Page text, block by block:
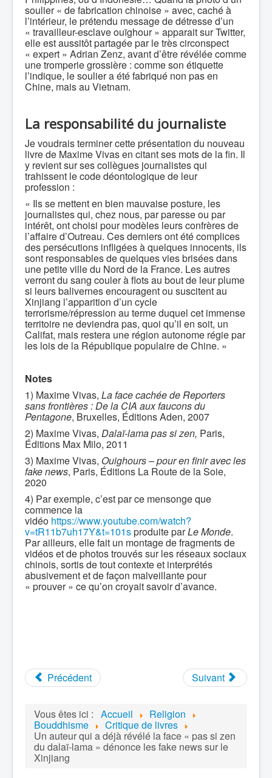
soulier « de fabrication chinoise » avec, caché à
l’intérieur, le prétendu message de détresse d’un
« travailleur-esclave ouïghour » apparait sur Twitter,
elle est aussitôt partagée par le très circonspect
« expert » Adrian Zenz, avant d’être révélée comme
une tromperie grossière : comme son étiquette
l’indique, le soulier a été fabriqué non pas en
Chine, mais au Vietnam.
La responsabilité du journaliste
Je voudrais terminer cette présentation du nouveau
livre de Maxime Vivas en citant ses mots de la fin. Il
y revient sur ses collègues journalistes qui
trahissent le code déontologique de leur
profession :
« Ils se mettent en bien mauvaise posture, les
journalistes qui, chez nous, par paresse ou par
intérêt, ont choisi pour modèles leurs confrères de
l’affaire d’Outreau. Ces derniers ont été complices
des persécutions infligées à quelques innocents, ils
sont responsables de quelques vies brisées dans
une petite ville du Nord de la France. Les autres
verront du sang couler à flots au bout de leur plume
si leurs balivernes encouragent ou suscitent au
Xinjiang l’apparition d’un cycle
terrorisme/répression au terme duquel cet immense
territoire ne deviendra pas, quoi qu’il en soit, un
Califat, mais restera une région autonome régie par
les lois de la République populaire de Chine. »
Notes
1) Maxime Vivas, La face cachée de Reporters
sans frontières : De la CIA aux faucons du
Pentagone, Bruxelles, Éditions Aden, 2007
2) Maxime Vivas, Dalaï-lama pas si zen, Paris,
Éditions Max Milo, 2011
3) Maxime Vivas, Ouighours – pour en finir avec les
fake news, Paris, Éditions La Route de la Soie,
2020
4) Par exemple, c’est par ce mensonge que
commence la
vidéo https://www.youtube.com/watch?
v=tR11b7uh17Y&t=101sproduite parLe Monde.
Par ailleurs, elle fait un montage de fragments de
vidéos et de photos trouvés sur les réseaux sociaux
chinois, sortis de tout contexte et interprétés
abusivement et de façon malveillante pour
« prouver » ce qu’on croyait savoir d’avance.
Précédent Suivant
Vous êtes ici : Accueil Religion
Bouddhisme Critique de livres
Un auteur qui a déjà révélé la face « pas si zen
du dalaï-lama » dénonce les fake news sur le
Xinjiang